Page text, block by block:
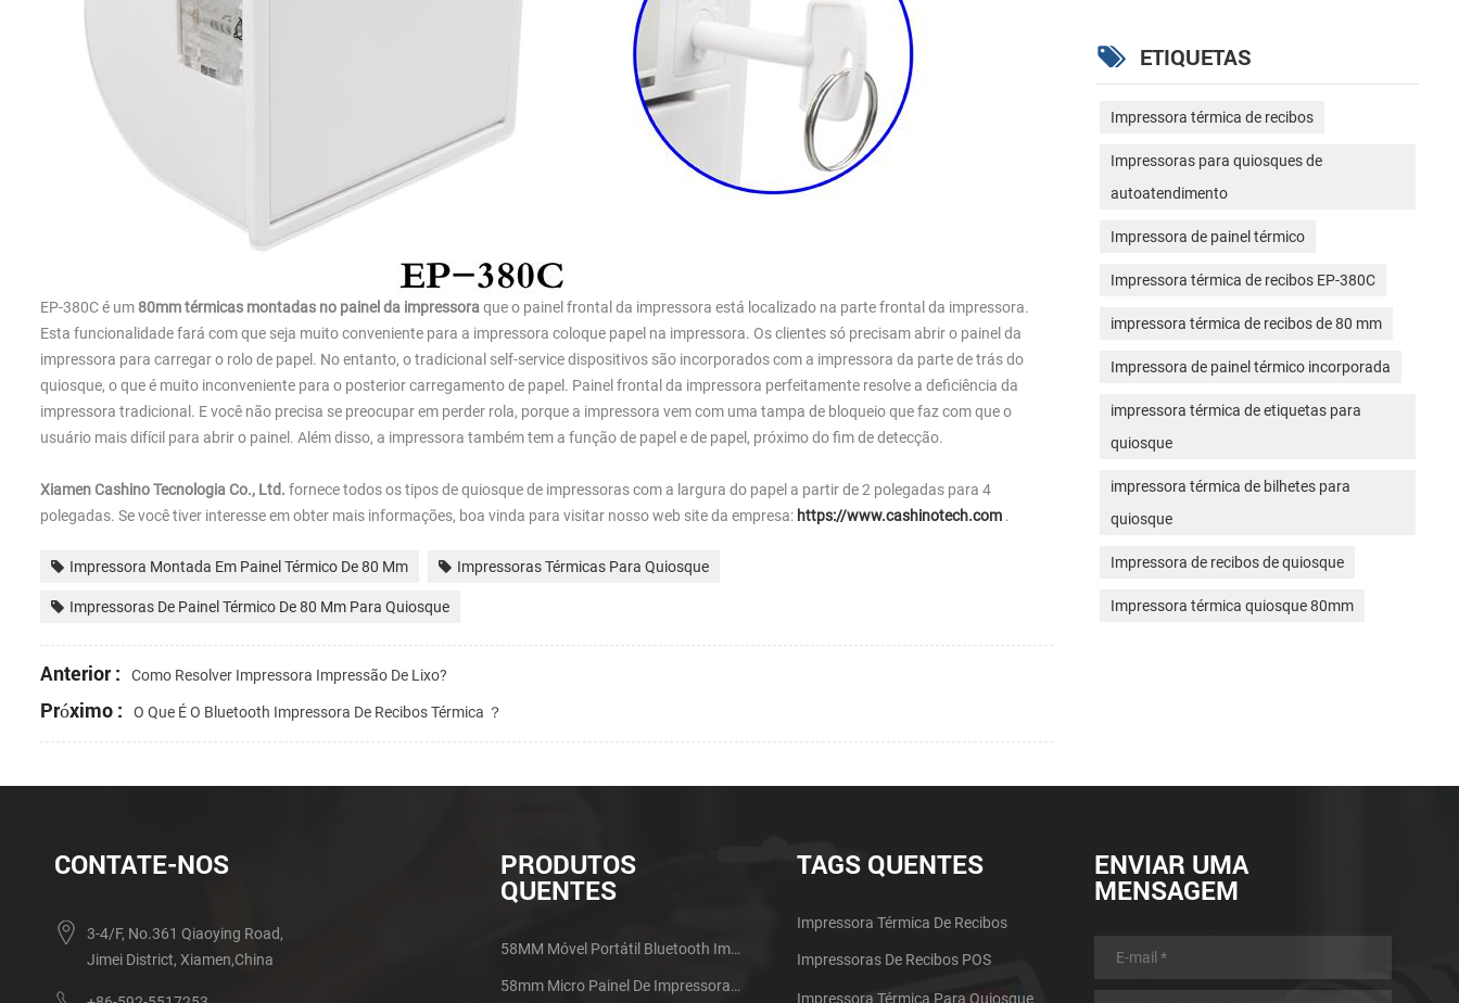
EP-380C é um80mm térmicas montadas no painel da impressoraque o painel frontal da impressora está localizado na parte frontal da impressora.
Esta funcionalidade fará com que seja muito conveniente para a impressora coloque papel na impressora. Os clientes só precisam abrir o painel da
impressora para carregar o rolo de papel. No entanto, o tradicional self-service dispositivos são incorporados com a impressora da parte de trás do
quiosque, o que é muito inconveniente para o posterior carregamento de papel. Painel frontal da impressora perfeitamente resolve a deficiência da
impressora tradicional. E você não precisa se preocupar em perder rola, porque a impressora vem com uma tampa de bloqueio que faz com que o
usuário mais difícil para abrir o painel. Além disso, a impressora também tem a função de papel e de papel, próximo do fim de detecção.
Xiamen Cashino Tecnologia Co., Ltd. fornece todos os tipos de quiosque de impressoras com a largura do papel a partir de 2 polegadas para 4
polegadas. Se você tiver interesse em obter mais informações, boa vinda para visitar nosso web site da empresa: https://www.cashinotech.com .
Impressora Montada Em Painel Térmico De 80 Mm Impressoras Térmicas Para Quiosque
Impressoras De Painel Térmico De 80 Mm Para Quiosque
Anterior : Como Resolver Impressora Impressão De Lixo?
Próximo : O Que É O Bluetooth Impressora De Recibos Térmica ？
ETIQUETAS
Impressora térmica de recibos
Impressoras para quiosques de
autoatendimento
Impressora de painel térmico
Impressora térmica de recibos EP-380C
impressora térmica de recibos de 80 mm
Impressora de painel térmico incorporada
impressora térmica de etiquetas para
quiosque
impressora térmica de bilhetes para
quiosque
Impressora de recibos de quiosque
Impressora térmica quiosque 80mm
CONTATE-NOS
3-4/F, No.361 Qiaoying Road,
Jimei District, Xiamen,China
PRODUTOS
QUENTES
58MM Móvel Portátil Bluetooth Impressora Térmica PTP-II
58mm Micro Painel De Impressora De Recibos Térmica CSN-A1
TAGS QUENTES
Impressora Térmica De Recibos
Impressoras De Recibos POS
Impressora Térmica Para Quiosque
ENVIAR UMA
MENSAGEM